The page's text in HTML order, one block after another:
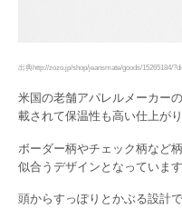
出典http://zozo.jp/shop/jeansmate/goods/15265184/
米国の老舗アパレルメーカー
載されて保温性も高い仕上がり
ボーダー柄やチェック柄など
似合うデザインとなっています
頭からすっぽりとかぶる設計